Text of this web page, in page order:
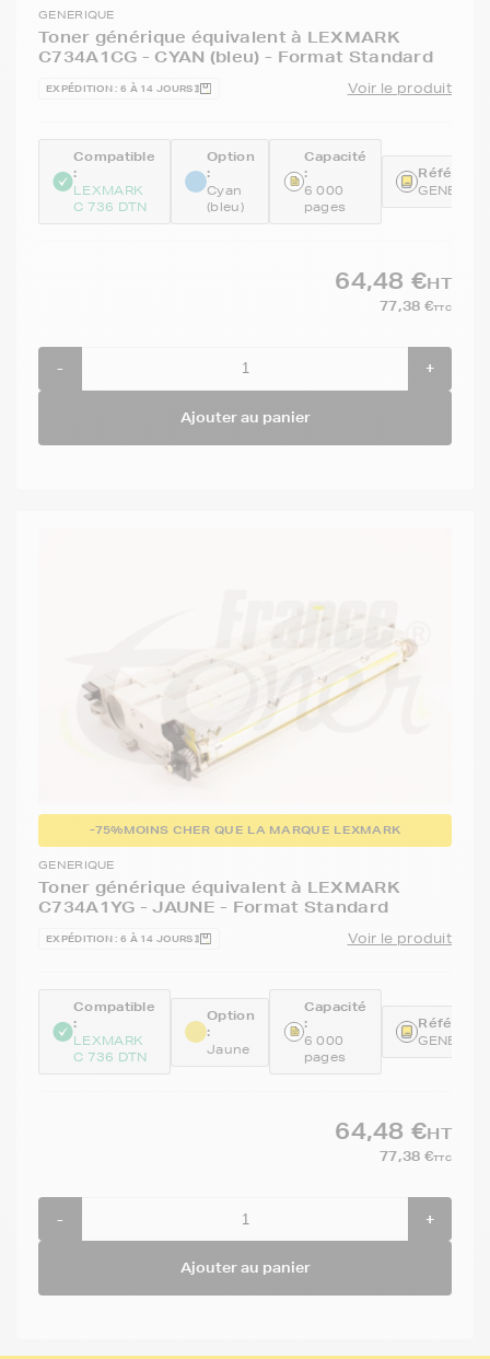
GENERIQUE
Toner générique équivalent à LEXMARK
C734A1CG - CYAN (bleu) - Format Standard
EXPÉDITION : 6 À 14 JOURS Voir le produit
Compatible
:
LEXMARK
C 736 DTN
Option
:
Cyan
(bleu)
Capacité
:
6 000
pages
64,48 €HT
77,38 €TTC
- +
Ajouter au panier
-75%MOINS CHER QUE LA MARQUE LEXMARK
GENERIQUE
Toner générique équivalent à LEXMARK
C734A1YG - JAUNE - Format Standard
EXPÉDITION : 6 À 14 JOURS Voir le produit
Compatible
:
LEXMARK
C 736 DTN
Option
:
Jaune
Capacité
:
6 000
pages
64,48 €HT
77,38 €TTC
- +
Ajouter au panier